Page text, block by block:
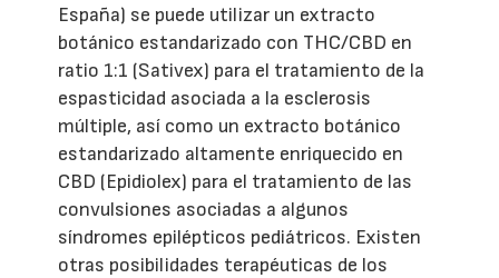
España) se puede utilizar un extracto
botánico estandarizado con THC/CBD en
ratio 1:1 (Sativex) para el tratamiento de la
espasticidad asociada a la esclerosis
múltiple, así como un extracto botánico
estandarizado altamente enriquecido en
CBD (Epidiolex) para el tratamiento de las
convulsiones asociadas a algunos
síndromes epilépticos pediátricos. Existen
otras posibilidades terapéuticas de los